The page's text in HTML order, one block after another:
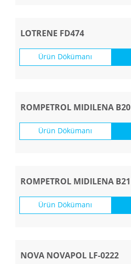
LOTRENE FD474
Ürün Dökümanı
ROMPETROL MIDILENA B20
Ürün Dökümanı
ROMPETROL MIDILENA B21
Ürün Dökümanı
NOVA NOVAPOL LF-0222